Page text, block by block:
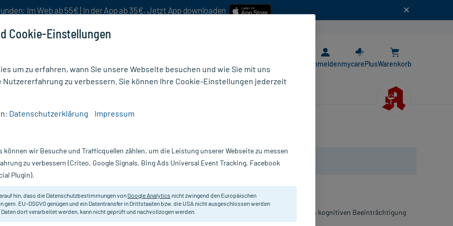
Im Web ab 55€ | In der App ab 35€. Jetzt App downloaden
AnmeldenmycarePlusWarenkorb
Nur für kurze Zeit:Gratis-Versand* ab 19€ Mindestbestellwert!
30 St STADA
Pflanzliches Arzneimittel zur Verbesserung einer altersbedingten kognitiven Beeinträchtigung
und der Lebensqualität bei leichter Demenz.
Cookie-Einstellungen
um zu erfahren, wann Sie unsere Webseite besuchen und wie Sie mit uns
Nutzererfahrung zu verbessern. Sie können Ihre Cookie-Einstellungen jederzeit
Datenschutzerklärung Impressum
können wir Besuche und Trafficquellen zählen, um die Leistung unserer Webseite zu messen
zu verbessern (Criteo, Google Signals, Bing Ads Universal Event Tracking, Facebook
Plugin).
hin, dass die Datenschutzbestimmungen vonGoogle Analytics nicht zwingend den Europäischen
gem. EU-DSGVO genügen und ein Datentransfer in Drittstaaten bzw. die USA nicht ausgeschlossen werden
Daten dort verarbeitet werden, kann nicht geprüft und nachvollzogen werden.